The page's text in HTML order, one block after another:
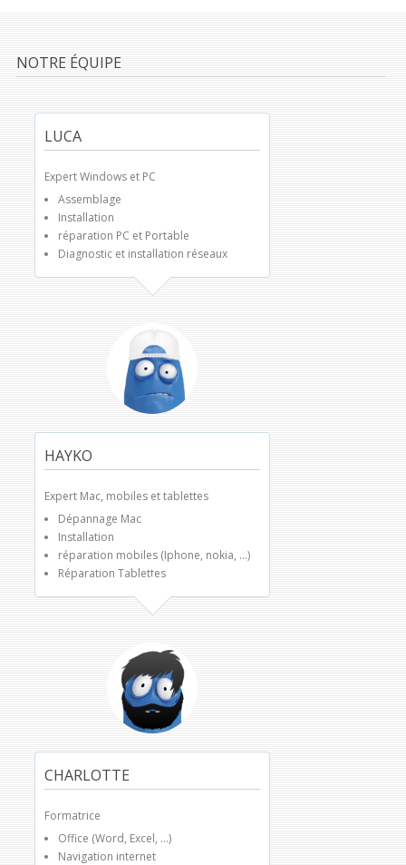
NOTRE ÉQUIPE
LUCA
Expert Windows et PC
Assemblage
Installation
réparation PC et Portable
Diagnostic et installation réseaux
HAYKO
Expert Mac, mobiles et tablettes
Dépannage Mac
Installation
réparation mobiles (Iphone, nokia, ...)
Réparation Tablettes
CHARLOTTE
Formatrice
Office (Word, Excel, ...)
Navigation internet